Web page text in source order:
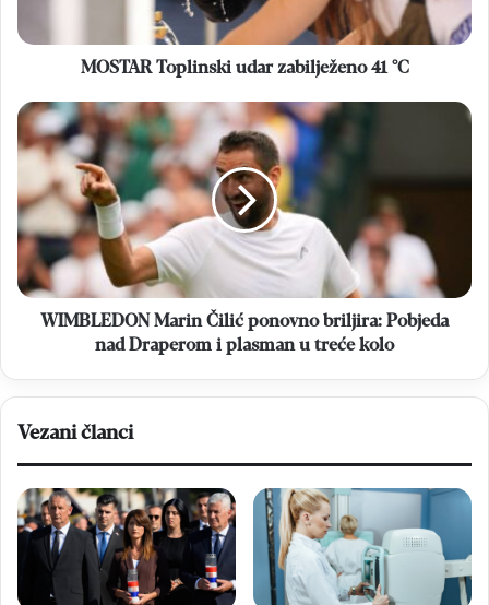
MOSTAR Toplinski udar zabilježeno 41 °C
WIMBLEDON
Marin
Čilić
ponovno
briljira:
Pobjeda
nad
Draperom
i
plasman
WIMBLEDON Marin Čilić ponovno briljira: Pobjeda
nad Draperom i plasman u treće kolo
Vezani članci